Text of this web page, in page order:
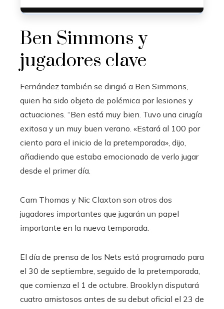
Ben Simmons y
jugadores clave
Fernández también se dirigió a Ben Simmons,
quien ha sido objeto de polémica por lesiones y
actuaciones. “Ben está muy bien. Tuvo una cirugía
exitosa y un muy buen verano. «Estará al 100 por
ciento para el inicio de la pretemporada», dijo,
añadiendo que estaba emocionado de verlo jugar
desde el primer día.
Cam Thomas y Nic Claxton son otros dos
jugadores importantes que jugarán un papel
importante en la nueva temporada.
El día de prensa de los Nets está programado para
el 30 de septiembre, seguido de la pretemporada,
que comienza el 1 de octubre. Brooklyn disputará
cuatro amistosos antes de su debut oficial el 23 de